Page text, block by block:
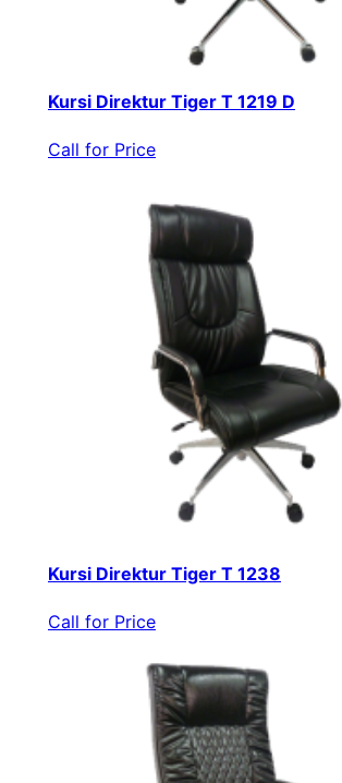
Kursi Direktur Tiger T 1219 D
Call for Price
Kursi Direktur Tiger T 1238
Call for Price